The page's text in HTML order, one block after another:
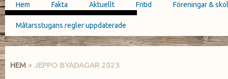
Huvudmeny
Hem Fakta Aktuellt Fritid Föreningar &
Måtarsstugans regler uppdaterade
HEM » JEPPO BYADAGAR 2023